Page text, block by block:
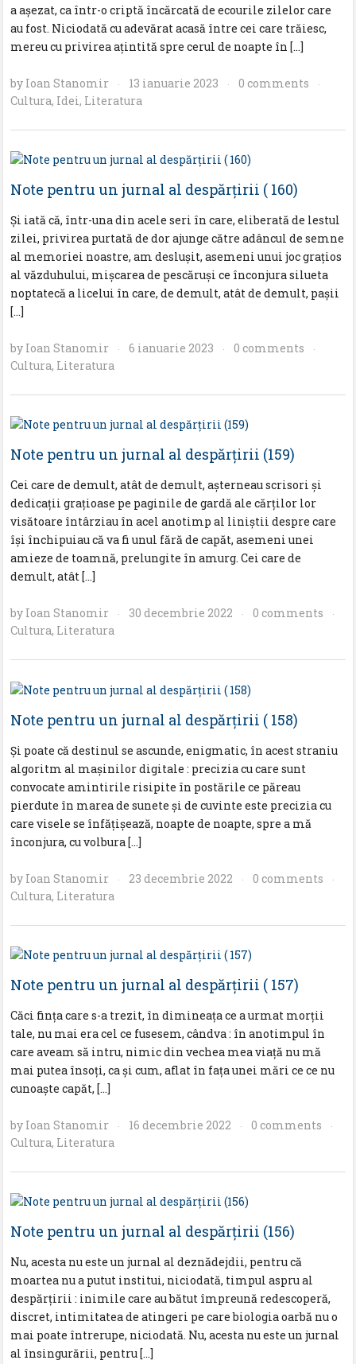
a aşezat, ca într-o criptă încărcată de ecourile zilelor care
au fost. Niciodată cu adevărat acasă între cei care trăiesc,
mereu cu privirea aţintită spre cerul de noapte în […]
by Ioan Stanomir · 13 ianuarie 2023 · 0 comments ·
Cultura, Idei, Literatura
Note pentru un jurnal al despărţirii ( 160)
Şi iată că, într-una din acele seri în care, eliberată de lestul
zilei, privirea purtată de dor ajunge către adâncul de semne
al memoriei noastre, am desluşit, asemeni unui joc graţios
al văzduhului, mişcarea de pescăruşi ce înconjura silueta
noptatecă a licelui în care, de demult, atât de demult, paşii
[…]
by Ioan Stanomir · 6 ianuarie 2023 · 0 comments ·
Cultura, Literatura
Note pentru un jurnal al despărţirii (159)
Cei care de demult, atât de demult, aşterneau scrisori şi
dedicaţii graţioase pe paginile de gardă ale cărţilor lor
visătoare întârziau în acel anotimp al liniştii despre care
îşi închipuiau că va fi unul fără de capăt, asemeni unei
amieze de toamnă, prelungite în amurg. Cei care de
demult, atât […]
by Ioan Stanomir · 30 decembrie 2022 · 0 comments ·
Cultura, Literatura
Note pentru un jurnal al despărţirii ( 158)
Şi poate că destinul se ascunde, enigmatic, în acest straniu
algoritm al maşinilor digitale : precizia cu care sunt
convocate amintirile risipite în postările ce păreau
pierdute în marea de sunete şi de cuvinte este precizia cu
care visele se înfăţişează, noapte de noapte, spre a mă
înconjura, cu volbura […]
by Ioan Stanomir · 23 decembrie 2022 · 0 comments ·
Cultura, Literatura
Note pentru un jurnal al despărţirii ( 157)
Căci finţa care s-a trezit, în dimineaţa ce a urmat morţii
tale, nu mai era cel ce fusesem, cândva : în anotimpul în
care aveam să intru, nimic din vechea mea viaţă nu mă
mai putea însoţi, ca şi cum, aflat în faţa unei mări ce ce nu
cunoaşte capăt, […]
by Ioan Stanomir · 16 decembrie 2022 · 0 comments ·
Cultura, Literatura
Note pentru un jurnal al despărţirii (156)
Nu, acesta nu este un jurnal al deznădejdii, pentru că
moartea nu a putut institui, niciodată, timpul aspru al
despărţirii : inimile care au bătut împreună redescoperă,
discret, intimitatea de atingeri pe care biologia oarbă nu o
mai poate întrerupe, niciodată. Nu, acesta nu este un jurnal
al însingurării, pentru […]